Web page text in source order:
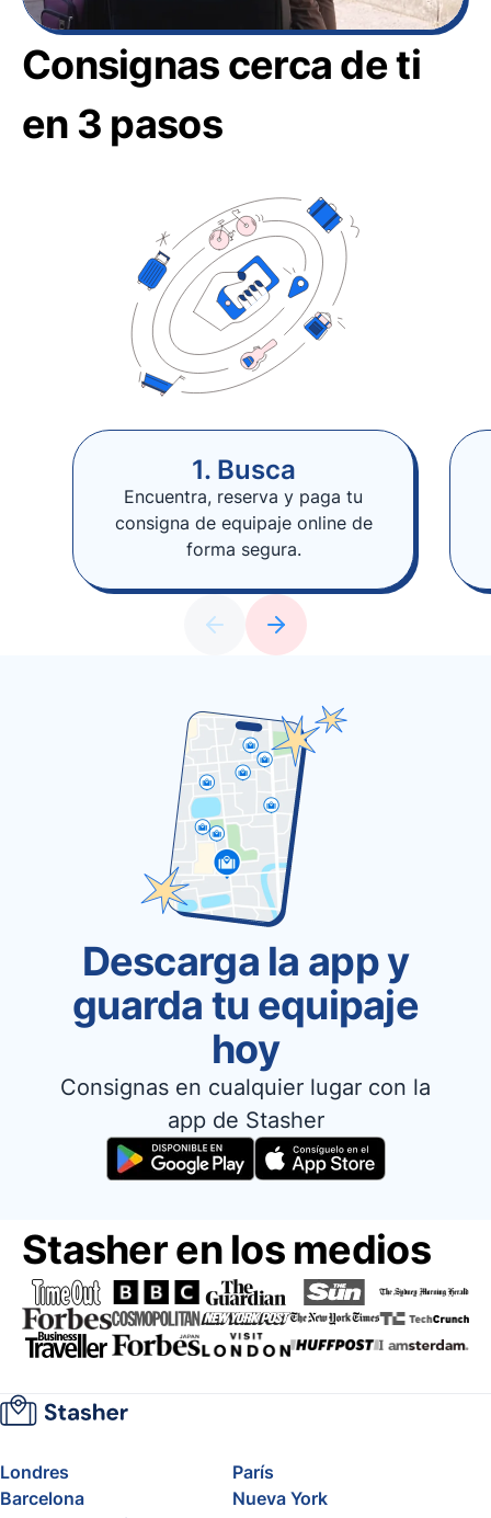
Consignas cerca de ti
en 3 pasos
1. Busca
Encuentra, reserva y paga tu
consigna de equipaje online de
forma segura.
Descarga la app y
guarda tu equipaje
hoy
Consignas en cualquier lugar con la
app de Stasher
Stasher en los medios
Londres
París
Barcelona
Nueva York